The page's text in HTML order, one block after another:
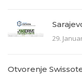
29.
Otvorenje